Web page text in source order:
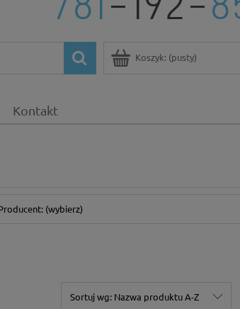
Koszyk: (pusty)
Kontakt
(wybierz)
Sortuj wg: Nazwa produktu A-Z